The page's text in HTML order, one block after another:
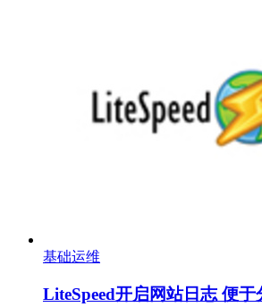
基础运维
LiteSpeed开启网站日志 便